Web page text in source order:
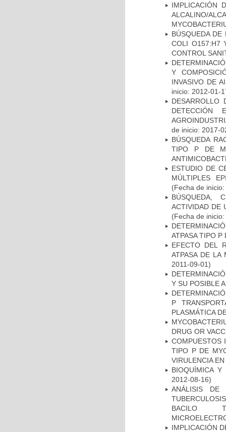
IMPLICACIÓN
ALCALINO/
BÚSQUEDA DE
COLI O157:H7
CONTROL
Y
INVASIVO DE
inicio: 2012-01-
DESARROLLO
DETECCIÓN
de inicio: 2017-
BÚSQUEDA
TIPO P DE
ESTUDIO DE
MÚLTIPLES
(Fecha de
BÚSQUEDA,
ACTIVIDAD DE
(Fecha de
ATPASA TIPO
EFECTO DEL
ATPASA DE LA
2011-09-01)
Y SU POSIBLE
P
PLASMÁTICA
DRUG OR
COMPUESTOS
TIPO P DE
VIRULENCIA
BIOQUÍMICA Y
2012-08-16)
ANÁLISIS DE
BACILO
IMPLICACIÓN